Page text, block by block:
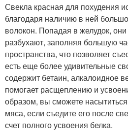
Свекла красная для похудения
благодаря наличию в ней
волокон. Попадая в желудок,
разбухают, заполняя большую
пространства, что позволяет
есть еще более удивительные
содержит бетаин, алкалоидное
помогает расщеплению и
образом, вы сможете
мяса, если съедите его после
счет полного усвоения белка.